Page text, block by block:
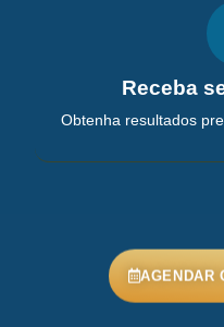
Receba
Obtenha resultados
AGENDAR